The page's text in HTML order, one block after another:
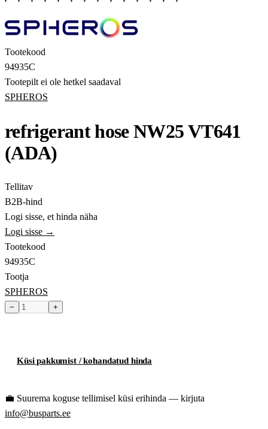
Tootekood
94935C
Tootepilt ei ole hetkel saadaval
SPHEROS
refrigerant hose NW25 VT641
(ADA)
Tellitav
B2B-hind
Logi sisse, et hinda näha
Logi sisse →
Tootekood
94935C
Tootja
SPHEROS
− +
Küsi pakkumist / kohandatud hinda
💼 Suurema koguse tellimisel küsi erihinda — kirjuta
info@busparts.ee